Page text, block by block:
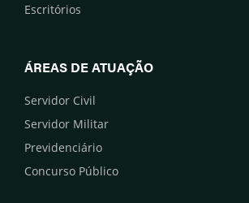
Escritórios
ÁREAS DE ATUAÇÃO
Servidor Civil
Servidor Militar
Previdenciário
Concurso Público